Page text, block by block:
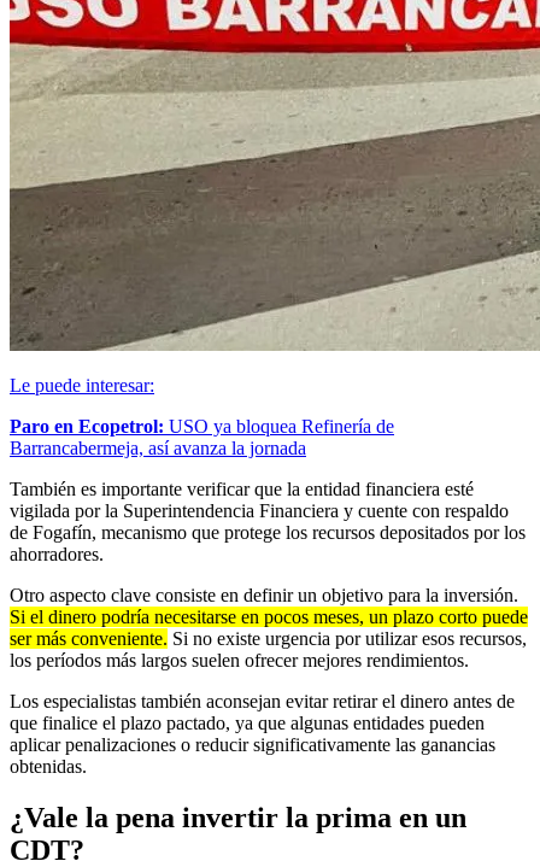
Le puede interesar:
Paro en Ecopetrol: USO ya bloquea Refinería de
Barrancabermeja, así avanza la jornada
También es importante verificar que la entidad financiera esté
vigilada por la Superintendencia Financiera y cuente con respaldo
de Fogafín, mecanismo que protege los recursos depositados por los
ahorradores.
Otro aspecto clave consiste en definir un objetivo para la inversión.
Si el dinero podría necesitarse en pocos meses, un plazo corto puede
ser más conveniente. Si no existe urgencia por utilizar esos recursos,
los períodos más largos suelen ofrecer mejores rendimientos.
Los especialistas también aconsejan evitar retirar el dinero antes de
que finalice el plazo pactado, ya que algunas entidades pueden
aplicar penalizaciones o reducir significativamente las ganancias
obtenidas.
¿Vale la pena invertir la prima en un
CDT?